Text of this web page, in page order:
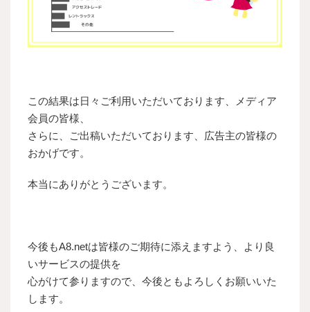
この結果は日々ご利用いただいております、メディア
会員の皆様、
さらに、ご出稿いただいております、広告主の皆様の
おかげです。
本当にありがとうございます。
今後もA8.netは皆様のご期待に添えますよう、より良
いサービスの提供を
心がけて参りますので、今後ともよろしくお願いいた
します。